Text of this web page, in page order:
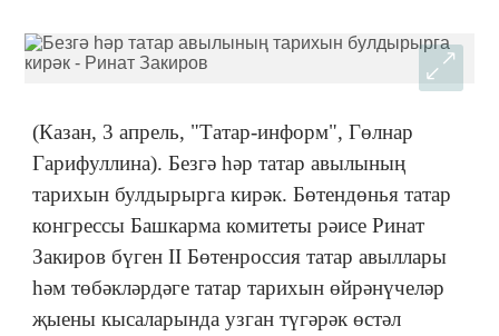
(Казан, 3 апрель, "Татар-информ", Гөлнар
Гарифуллина). Безгә һәр татар авылының
тарихын булдырырга кирәк. Бөтендөнья татар
конгрессы Башкарма комитеты рәисе Ринат
Закиров бүген II Бөтенроссия татар авыллары
һәм төбәкләрдәге татар тарихын өйрәнүчеләр
җыены кысаларында узган түгәрәк өстәл